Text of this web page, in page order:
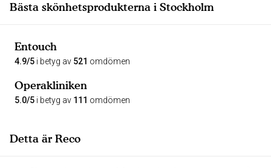
Bästa skönhetsprodukterna i Stockholm
Entouch
4.9/5 i betyg av 521 omdömen
Operakliniken
5.0/5 i betyg av 111 omdömen
Detta är Reco